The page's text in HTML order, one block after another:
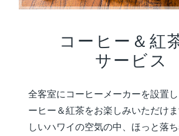
コーヒー＆紅
サービス
全客室にコーヒーメーカーを設置
ーヒー＆紅茶をお楽しみいただけ
しいハワイの空気の中、ほっと落